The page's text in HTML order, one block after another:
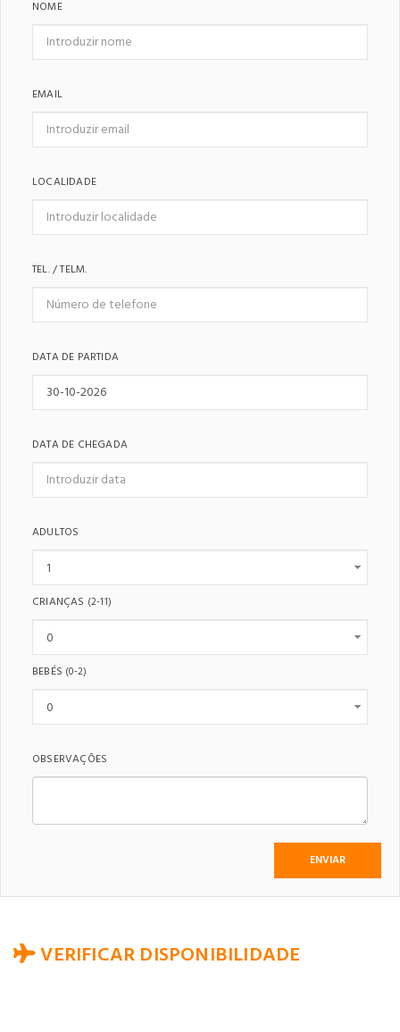
NOME
EMAIL
LOCALIDADE
TEL. / TELM.
DATA DE PARTIDA
DATA DE CHEGADA
ADULTOS
CRIANÇAS (2-11)
BEBÉS (0-2)
OBSERVAÇÕES
VERIFICAR DISPONIBILIDADE